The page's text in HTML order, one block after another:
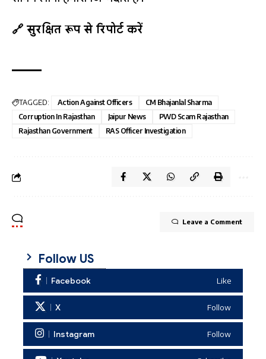
🔗 सुरक्षित रूप से रिपोर्ट करें
TAGGED: Action Against Officers
CM Bhajanlal Sharma
Corruption In Rajasthan
Jaipur News
PWD Scam Rajasthan
Rajasthan Government
RAS Officer Investigation
Leave a Comment
Follow US
Facebook Like
X Follow
Instagram Follow